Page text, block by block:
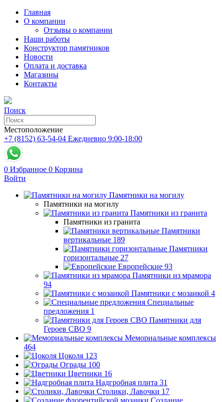
Главная
О компании
Отзывы о компании
Наши работы
Конструктор памятников
Новости
Оплата и доставка
Магазины
Контакты
Поиск
Местоположение
+7 (8152) 63-54-04 Ежедневно 9:00-18:00
0 Избранное 0 Корзина
Войти
Памятники на могилу
Памятники на могилу
Памятники из гранита
Памятники из гранита
Памятники
вертикальные 189
Памятники
горизонтальные 27
Европейские 93
Памятники из мрамора
94
Памятники с мозаикой 4
Специальные
предложения 1
Памятники для
Героев СВО 9
Мемориальные комплексы
464
Цоколя 123
Ограды 100
Цветники 16
Надгробная плита 31
Столики, Лавочки 17
Создание